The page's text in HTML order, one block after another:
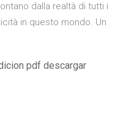
dalla realtà di tutti i
in questo mondo. Un
pdf descargar